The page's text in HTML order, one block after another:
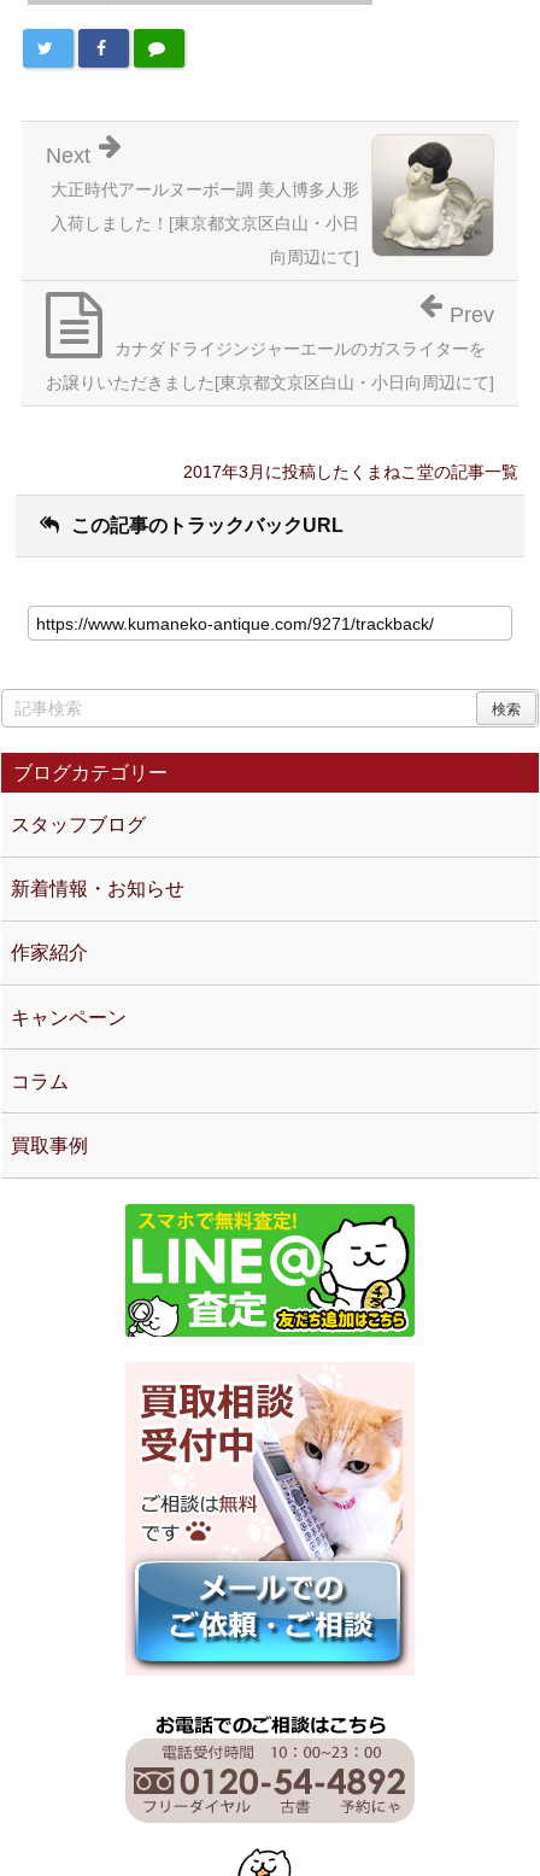
大正時代アールヌーボー調 美人博多人形
入荷しました！[東京都文京区白山・小日
向周辺にて]
Next
カナダドライジンジャーエールのガスライターを
お譲りいただきました[東京都文京区白山・小日向周辺にて]
Prev
2017年3月に投稿したくまねこ堂の記事一覧
この記事のトラックバックURL
ブログカテゴリー
スタッフブログ
新着情報・お知らせ
作家紹介
キャンペーン
コラム
買取事例